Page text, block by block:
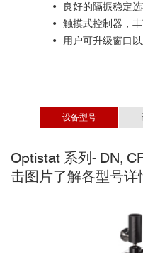
• 良好的隔振稳定
• 触摸式控制器，
• 用户可升级窗口
设备型号
Optistat 系列- DN,
击图片了解各型号详
Mercury智能温控器
拉曼散射
拉曼散射或拉曼效应是指分
样品形态更加多样化，样品既
复杂的样品如生物有机体
换气低温样品室内的各种样品